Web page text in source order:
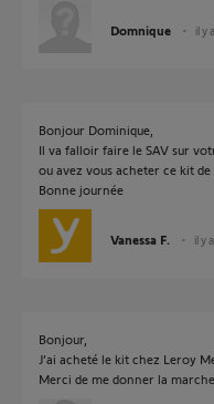
Domnique il y
Bonjour Dominique,
Il va falloir faire le SAV sur
ou avez vous acheter ce kit
Bonne journée
Vanessa F. il y
Bonjour,
J’ai acheté le kit chez Leroy
Merci de me donner la